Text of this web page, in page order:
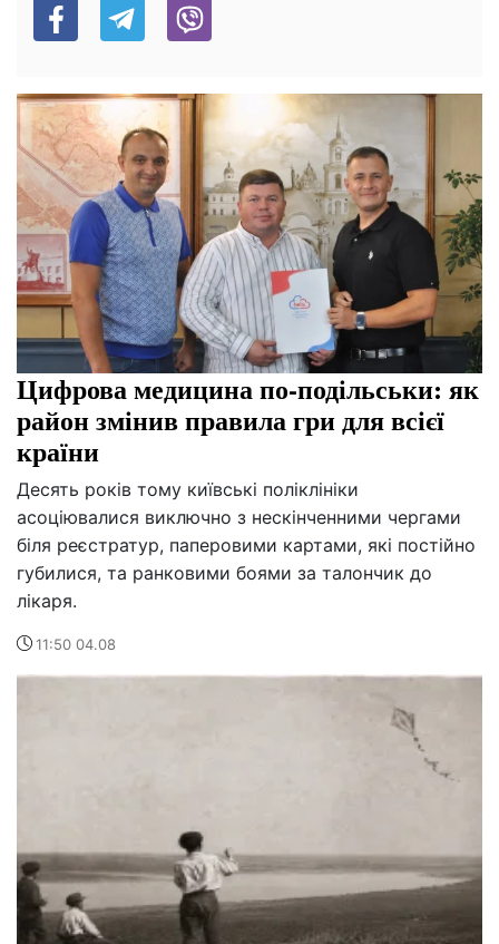
Цифрова медицина по-подільськи: як
район змінив правила гри для всієї
країни
Десять років тому київські поліклініки
асоціювалися виключно з нескінченними чергами
біля реєстратур, паперовими картами, які постійно
губилися, та ранковими боями за талончик до
лікаря.
11:50 04.08